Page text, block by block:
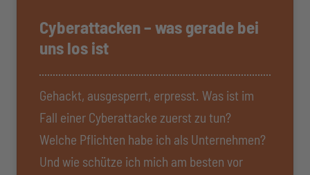
Cyberattacken – was gerade bei
uns los ist
Gehackt, ausgesperrt, erpresst. Was ist im
Fall einer Cyberattacke zuerst zu tun?
Welche Pflichten habe ich als Unternehmen?
Und wie schütze ich mich am besten vor